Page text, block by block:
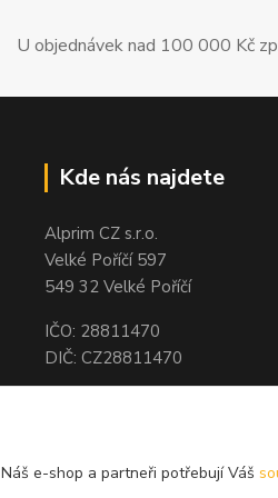
U objednávek nad 100 000 Kč
Kde nás najdete
Alprim CZ s.r.o.
Velké Poříčí 597
549 32 Velké Poříčí
IČO: 28811470
DIČ: CZ28811470
Účet EUR: 123-6454820297/
Náš e-shop a partneři potřebují Váš